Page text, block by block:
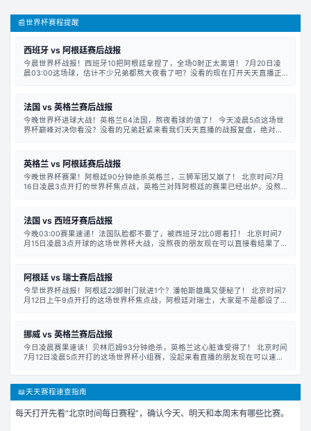
📰世界杯赛程提醒
西班牙 vs 阿根廷赛后战报
今晨世界杯战报！西班牙10把阿根廷拿捏了，全场0射正太离谱！ 7月20日凌
晨03:00这场球，估计不少兄弟都熬大夜看了吧？没看的现在打开天天直播正
法国 vs 英格兰赛后战报
今晚世界杯进球大战！英格兰64法国，熬夜看球的值了！ 今天凌晨5点这场世
界杯巅峰对决你看没？没看的兄弟赶紧来看我们天天直播的战报复盘，绝对比
英格兰 vs 阿根廷赛后战报
今晚世界杯赛果！阿根廷90分钟绝杀英格兰，三狮军团又崩了！ 北京时间7月
16日凌晨3点开打的世界杯焦点战，英格兰对阵阿根廷的赛果已经出炉。没熬
法国 vs 西班牙赛后战报
今晚03:00赛果速递！法国队脸都不要了，被西班牙2比0摁着打！ 北京时间7
月15日凌晨3点开球的这场世界杯大战，没熬夜的朋友现在可以直接看结果了。
阿根廷 vs 瑞士赛后战报
今早世界杯战报！阿根廷22脚射门就进1个？潘帕斯雄鹰又便秘了！ 北京时间7
月12日上午9点开打的这场世界杯焦点战，阿根廷对瑞士，大家是不是都设了闹
挪威 vs 英格兰赛后战报
今日凌晨赛果速读！贝林厄姆93分钟绝杀，英格兰这心脏谁受得了！ 北京时间
7月12日凌晨5点开打的这场世界杯小组赛，没起来看直播的朋友现在可以速读
📖天天赛程速查指南
每天打开先看“北京时间每日赛程”，确认今天、明天和本周末有哪些比赛。